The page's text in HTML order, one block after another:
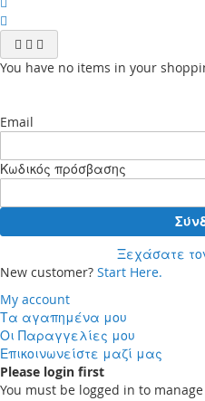
You have no items in your
Email
Κωδικός πρόσβασης
Ξεχάσατε
New customer? Start Here.
My account
Τα αγαπημένα μου
Οι Παραγγελίες μου
Επικοινωνείστε μαζί μας
Please login first
You must be logged in to